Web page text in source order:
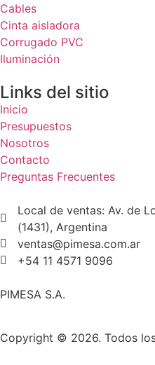
Cables
Cinta aisladora
Corrugado PVC
Iluminación
Links del sitio
Inicio
Presupuestos
Nosotros
Contacto
Preguntas Frecuentes
Local de ventas: Av. de
(1431), Argentina
ventas@pimesa.com.ar
+54 11 4571 9096
PIMESA S.A.
Copyright © 2026. Todos